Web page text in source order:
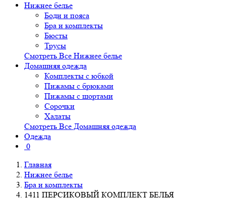
Нижнее белье
Боди и пояса
Бра и комплекты
Бюсты
Трусы
Смотреть Все Нижнее белье
Домашняя одежда
Комплекты с юбкой
Пижамы с брюками
Пижамы с шортами
Сорочки
Халаты
Смотреть Все Домашняя одежда
Одежда
0
Главная
Нижнее белье
Бра и комплекты
1411 ПЕРСИКОВЫЙ КОМПЛЕКТ БЕЛЬЯ